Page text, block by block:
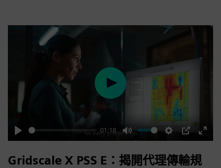
Play
01:18
Mute Settings
PIP
Enter
Play
Gridscale X PSS E：揭開代理傳輸規